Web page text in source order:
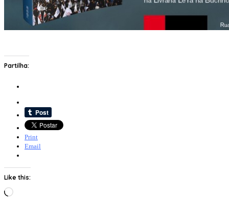
Partilha:
Print
Email
Like this:
Loading…